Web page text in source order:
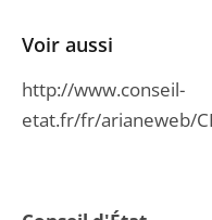
Voir aussi
http://www.conseil-
etat.fr/fr/arianeweb/